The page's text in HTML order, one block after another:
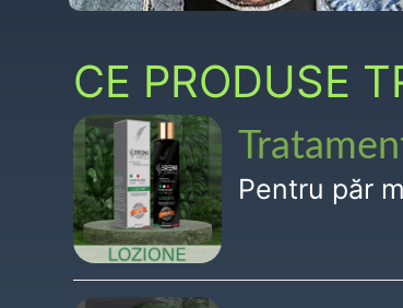
CE PRODUSE
Pentru păr